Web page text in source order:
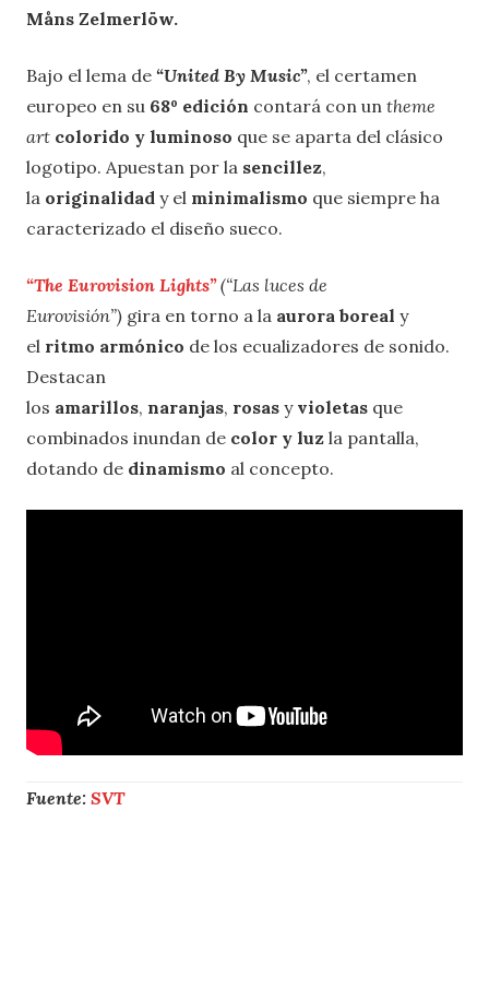
Måns Zelmerlöw.
Bajo el lema de “United By Music”, el certamen
europeo en su 68º edición contará con un theme
art colorido y luminoso que se aparta del clásico
logotipo. Apuestan por la sencillez,
la originalidad y el minimalismo que siempre ha
caracterizado el diseño sueco.
“The Eurovision Lights” (“Las luces de
Eurovisión”) gira en torno a la aurora boreal y
el ritmo armónico de los ecualizadores de sonido.
Destacan
los amarillos, naranjas, rosas y violetas que
combinados inundan de color y luz la pantalla,
dotando de dinamismo al concepto.
Fuente: SVT